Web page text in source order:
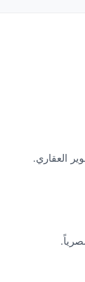
العقاري.